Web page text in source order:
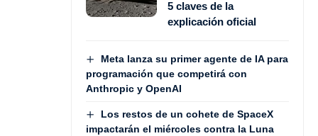
5 claves de la
explicación oficial
Meta lanza su primer agente de IA para
programación que competirá con
Anthropic y OpenAI
Los restos de un cohete de SpaceX
impactarán el miércoles contra la Luna